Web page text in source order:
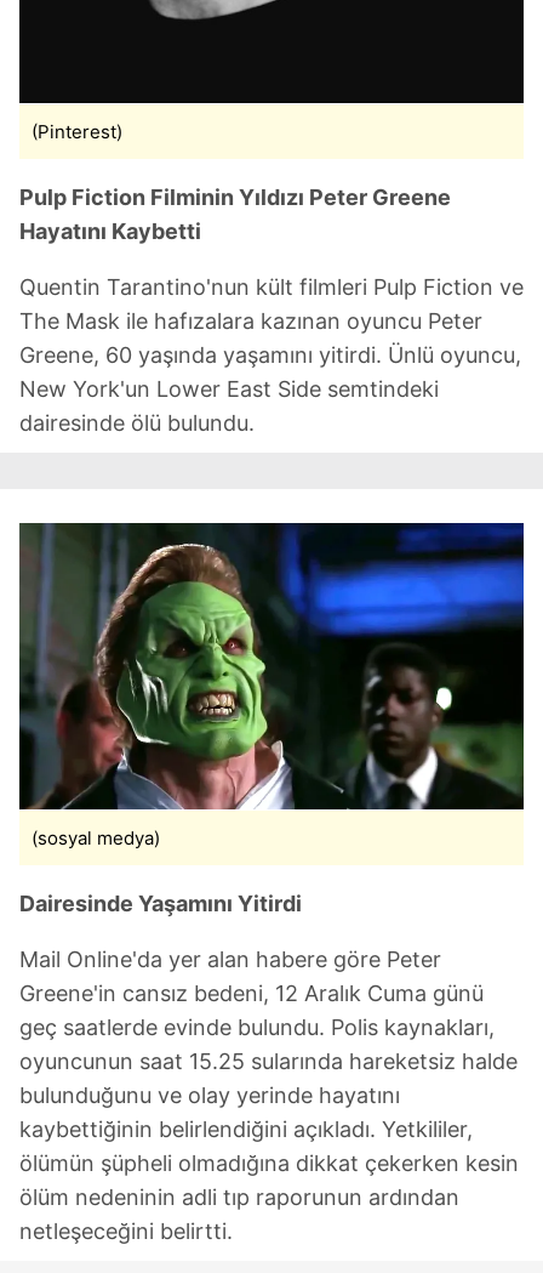
(Pinterest)
Pulp Fiction Filminin Yıldızı Peter Greene
Hayatını Kaybetti
Quentin Tarantino'nun kült filmleri Pulp Fiction ve
The Mask ile hafızalara kazınan oyuncu Peter
Greene, 60 yaşında yaşamını yitirdi. Ünlü oyuncu,
New York'un Lower East Side semtindeki
dairesinde ölü bulundu.
(sosyal medya)
Dairesinde Yaşamını Yitirdi
Mail Online'da yer alan habere göre Peter
Greene'in cansız bedeni, 12 Aralık Cuma günü
geç saatlerde evinde bulundu. Polis kaynakları,
oyuncunun saat 15.25 sularında hareketsiz halde
bulunduğunu ve olay yerinde hayatını
kaybettiğinin belirlendiğini açıkladı. Yetkililer,
ölümün şüpheli olmadığına dikkat çekerken kesin
ölüm nedeninin adli tıp raporunun ardından
netleşeceğini belirtti.